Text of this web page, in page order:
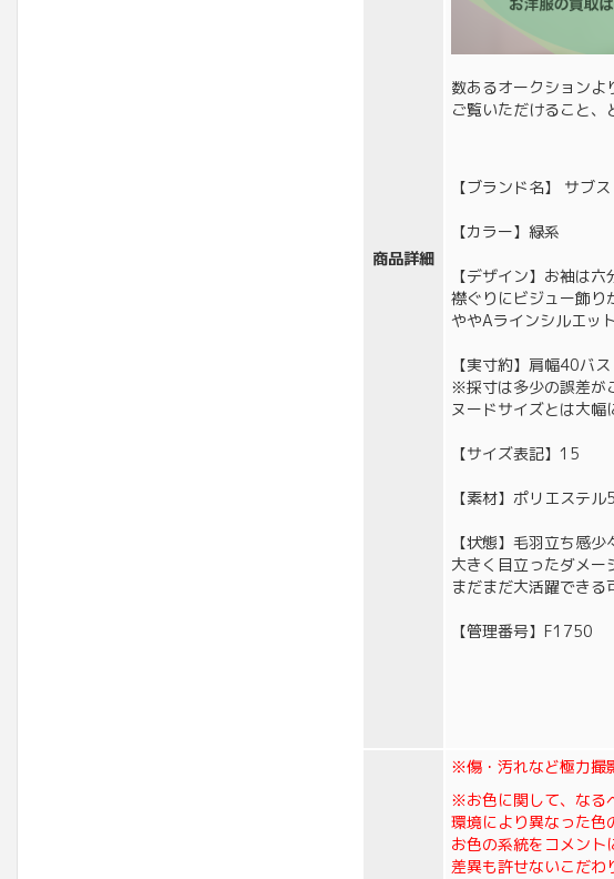
商品詳細
数あるオークションよ
ご覧いただけること、
【ブランド名】 サブ
【カラー】緑系
【デザイン】お袖は
襟ぐりにビジュー飾り
ややAラインシルエッ
【実寸約】肩幅40バ
※採寸は多少の誤差が
ヌードサイズとは大幅
【サイズ表記】15
【素材】ポリエステ
【状態】毛羽立ち感
大きく目立ったダメー
まだまだ大活躍できる
【管理番号】F1750
※傷・汚れなど極力撮
※お色に関して、なる
環境により異なった色
お色の系統をコメント
差異も許せないこだわ